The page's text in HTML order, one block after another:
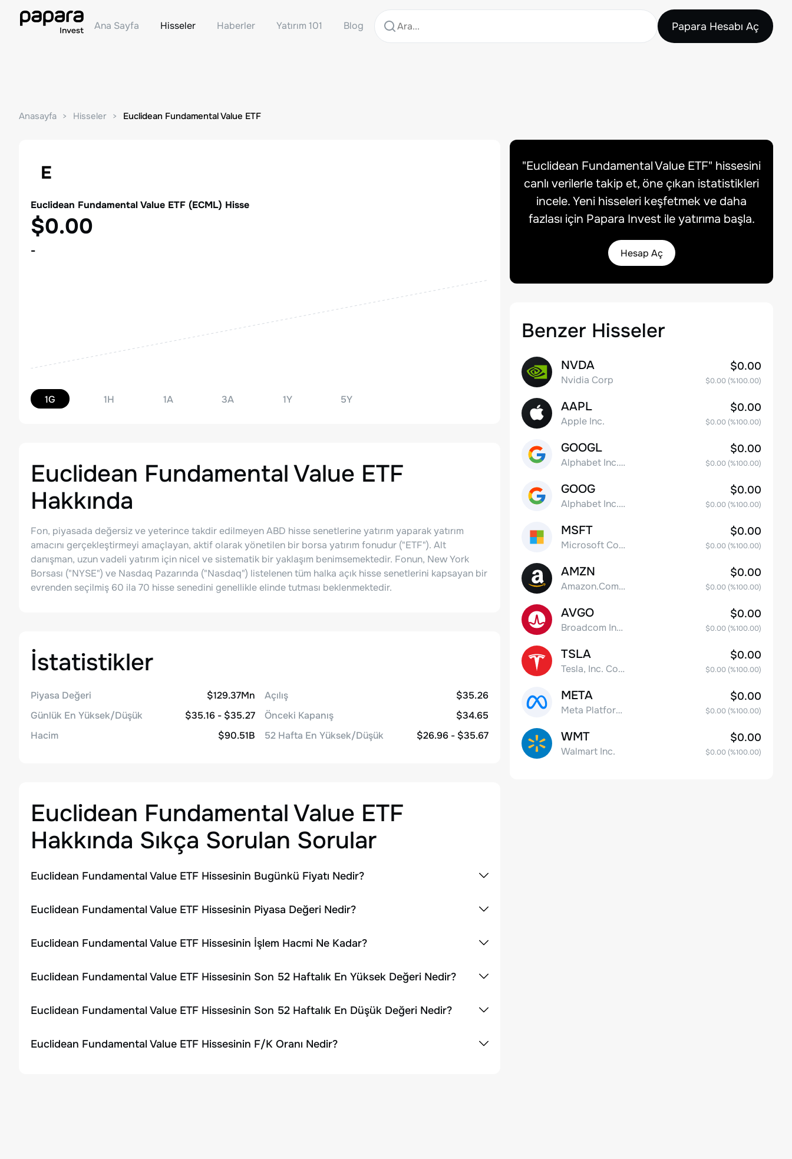
Ana Sayfa Hisseler Haberler Yatırım 101 Blog Papara Hesabı Aç
Anasayfa Hisseler Euclidean Fundamental Value ETF
E
Euclidean Fundamental Value ETF (ECML) Hisse
$0.00
-
1G 1H 1A 3A 1Y 5Y
Euclidean Fundamental Value ETF
Hakkında
Fon, piyasada değersiz ve yeterince takdir edilmeyen ABD hisse senetlerine yatırım yaparak yatırım
amacını gerçekleştirmeyi amaçlayan, aktif olarak yönetilen bir borsa yatırım fonudur ("ETF"). Alt
danışman, uzun vadeli yatırım için nicel ve sistematik bir yaklaşım benimsemektedir. Fonun, New York
Borsası ("NYSE") ve Nasdaq Pazarında ("Nasdaq") listelenen tüm halka açık hisse senetlerini kapsayan bir
evrenden seçilmiş 60 ila 70 hisse senedini genellikle elinde tutması beklenmektedir.
İstatistikler
Piyasa Değeri
$129.37Mn
Günlük En Yüksek/Düşük
$35.16 - $35.27
Hacim
$90.51B
Açılış
$35.26
Önceki Kapanış
$34.65
52 Hafta En Yüksek/Düşük
$26.96 - $35.67
Euclidean Fundamental Value ETF
Hakkında Sıkça Sorulan Sorular
Euclidean Fundamental Value ETF Hissesinin Bugünkü Fiyatı Nedir?
Euclidean Fundamental Value ETF Hissesinin Piyasa Değeri Nedir?
Euclidean Fundamental Value ETF Hissesinin İşlem Hacmi Ne Kadar?
Euclidean Fundamental Value ETF Hissesinin Son 52 Haftalık En Yüksek Değeri Nedir?
Euclidean Fundamental Value ETF Hissesinin Son 52 Haftalık En Düşük Değeri Nedir?
Euclidean Fundamental Value ETF Hissesinin F/K Oranı Nedir?
"Euclidean Fundamental Value ETF" hissesini
canlı verilerle takip et, öne çıkan istatistikleri
incele. Yeni hisseleri keşfetmek ve daha
fazlası için Papara Invest ile yatırıma başla.
Hesap Aç
Benzer Hisseler
NVDA
Nvidia Corp
$0.00
$0.00(%100.00)
AAPL
Apple Inc.
$0.00
$0.00(%100.00)
GOOGL
Alphabet Inc. Class A Common Stock
$0.00
$0.00(%100.00)
GOOG
Alphabet Inc. Class C Capital Stock
$0.00
$0.00(%100.00)
MSFT
Microsoft Corp
$0.00
$0.00(%100.00)
AMZN
Amazon.Com Inc
$0.00
$0.00(%100.00)
AVGO
Broadcom Inc. Common Stock
$0.00
$0.00(%100.00)
TSLA
Tesla, Inc. Common Stock
$0.00
$0.00(%100.00)
META
Meta Platforms, Inc. Class A Common Stock
$0.00
$0.00(%100.00)
WMT
Walmart Inc.
$0.00
$0.00(%100.00)